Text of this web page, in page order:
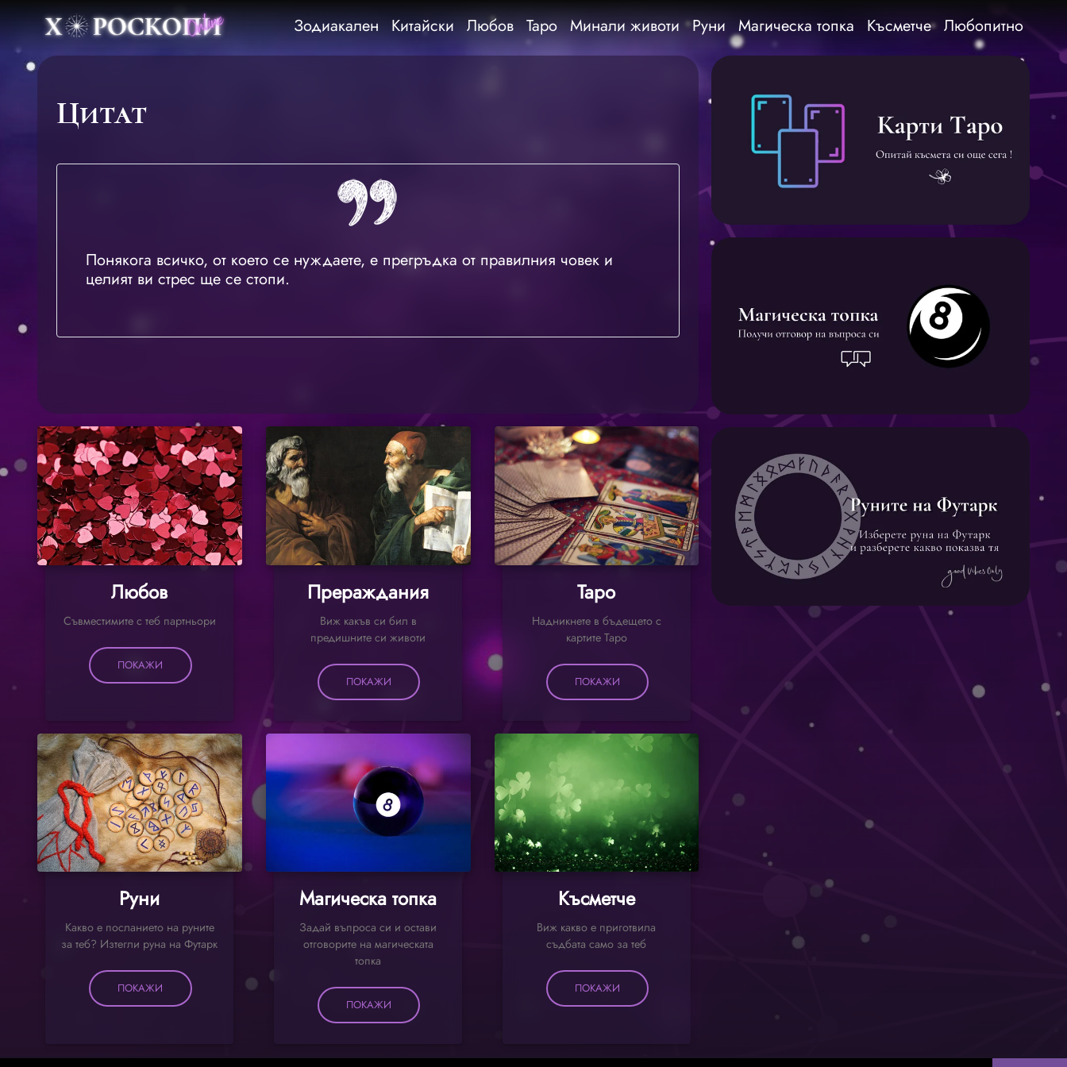
Зодиакален Китайски Любов Таро Минали животи Руни Магическа топка Късметче Любопитно
Цитат
Понякога всичко, от което се нуждаете, е прегръдка от правилния човек и
целият ви стрес ще се стопи.
Любов
Съвместимите с теб партньори
ПОКАЖИ
Прераждания
Виж какъв си бил в
предишните си животи
ПОКАЖИ
Таро
Надникнете в бъдещето с
картите Таро
ПОКАЖИ
Руни
Какво е посланието на руните
за теб? Изтегли руна на Футарк
ПОКАЖИ
Магическа топка
Задай въпроса си и остави
отговорите на магическата
топка
ПОКАЖИ
Късметче
Виж какво е приготвила
съдбата само за теб
ПОКАЖИ